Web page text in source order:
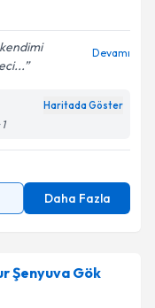
Devamı
Haritada Göster
Daha Fazla
Şenyuva Gök